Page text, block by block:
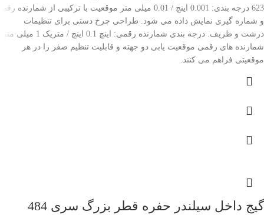
623 درجه بندی: 0.001 اینچ / 0.01 میلی متر موقعیت با ترکیبی از شمارنده رقم
و شماره گیری نمایش داده می شود. طراحی چرخ دستی برای تنظیمات
درشت و ظریف. درجه بندی شمارنده رقمی: اینچ 0.1 اینچ / متریک 1 میلی متر.
شمارنده های رقمی موقعیت یابی دو جهته و قابلیت تنظیم صفر را در هر
موقعیتی فراهم می کنند.
گیج داخل سیلندر حفره قطر بزرگ سری 484